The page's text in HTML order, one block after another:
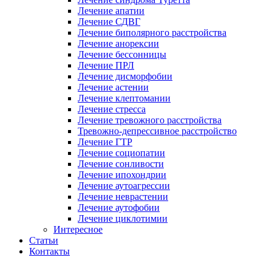
Лечение апатии
Лечение СДВГ
Лечение биполярного расстройства
Лечение анорексии
Лечение бессонницы
Лечение ПРЛ
Лечение дисморфобии
Лечение астении
Лечение клептомании
Лечение стресса
Лечение тревожного расстройства
Тревожно-депрессивное расстройство
Лечение ГТР
Лечение социопатии
Лечение сонливости
Лечение ипохондрии
Лечение аутоагрессии
Лечение неврастении
Лечение аутофобии
Лечение циклотимии
Интересное
Статьи
Контакты